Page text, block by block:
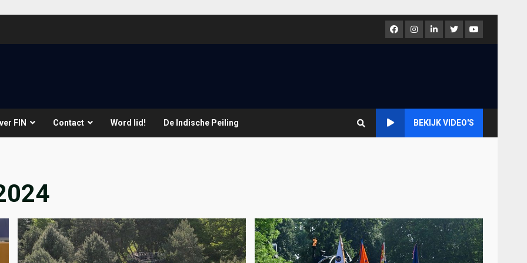
FacebookInstagram
LinkedInTwitterYoutube
FIN Contact Word lid! De Indische Peiling BEKIJK VIDEO'S